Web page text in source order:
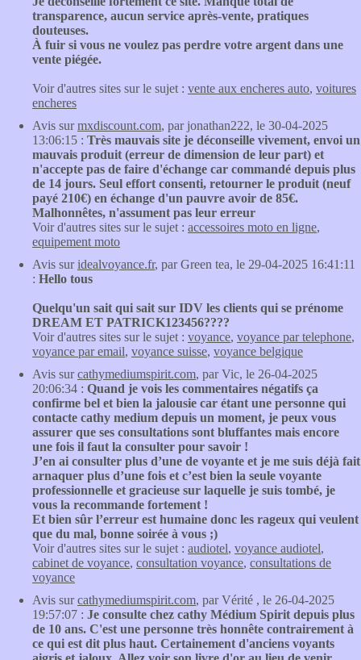
transparence, aucun service après-vente, pratiques
douteuses.
À fuir si vous ne voulez pas perdre votre argent dans une
vente piégée.
Voir d'autres sites sur le sujet : vente aux encheres auto, voitures
encheres
Avis surmxdiscount.com, par jonathan222, le 30-04-2025
13:06:15 : Très mauvais site je déconseille vivement, envoi un
mauvais produit (erreur de dimension de leur part) et
n'accepte pas de faire d'échange car commandé depuis plus
de 14 jours. Seul effort consenti, retourner le produit (neuf
payé 210€) en échange d'un pauvre avoir de 85€.
Malhonnêtes, n'assument pas leur erreur
Voir d'autres sites sur le sujet : accessoires moto en ligne,
equipement moto
Avis suridealvoyance.fr, par Green tea, le 29-04-2025 16:41:11
: Hello tous
Quelqu'un sait qui sait sur IDV les clients qui se prénome
DREAM ET PATRICK123456????
Voir d'autres sites sur le sujet : voyance, voyance par telephone,
voyance par email, voyance suisse, voyance belgique
Avis surcathymediumspirit.com, par Vic, le 26-04-2025
20:06:34 : Quand je vois les commentaires négatifs ça
confirme bel et bien la jalousie car étant une personne qui
contacte cathy medium depuis un moment, je peux vous
assurer que ses consultations sont bluffantes mais encore
une fois il faut la consulter pour savoir !
J’en ai consulter plus d’une de voyante et je me suis déjà fait
arnaquer plus d’une fois et c’est bien la seule voyante
professionnelle et gracieuse sur laquelle je suis tombé, je
vous la recommande fortement !
Et bien sûr l’erreur est humaine donc les rageux qui veulent
que du mal, bonne soirée à vous ;)
Voir d'autres sites sur le sujet : audiotel, voyance audiotel,
cabinet de voyance, consultation voyance, consultations de
voyance
Avis surcathymediumspirit.com, par Vérité , le 26-04-2025
19:57:07 : Je consulte chez cathy Médium Spirit depuis plus
de 10 ans. C'est une personne très honnête contrairement à
ce qui est dit plus haut. Certainement d'anciens voyants